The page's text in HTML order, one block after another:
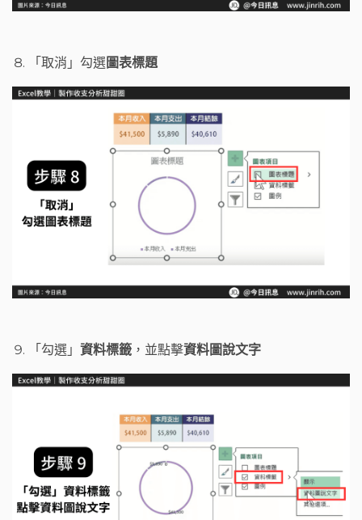
「取消」勾選圖表標題
「勾選」 資料標籤 ，並點擊資料圖說文字